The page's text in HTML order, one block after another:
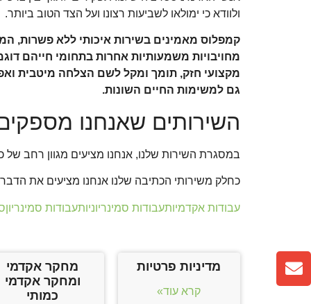
ולוודא כי ימולאו לשביעות רצונו ועל הצד הטוב ביותר.
קמפלוס מאמינים בשירות איכותי ללא פשרות,
מחויבויות משמעותיות אחרות בתחומי חייהם
מקצועי חזק, תומך ומקל לשם הצלחה מיטבית
גם למשימות החיים השונות.
השירותים שאנחנו
במסגרת השירות שלנו, אנחנו מציעים מגוון רחב של
כחלק משירותי הכתיבה שלנו אנחנו מציעים את
עבודות אקדמיותעבודות סמינריוניותעבודות סמינריון
מדיניות פרטיות
קרא עוד»
מחקר אקדמי
ומחקר אקדמי
כמותי